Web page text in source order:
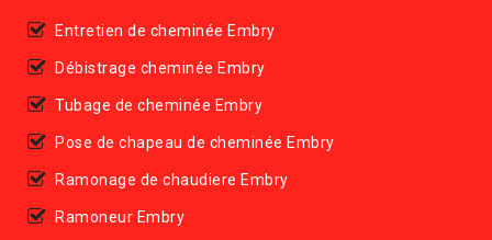
Entretien de cheminée Embry
Débistrage cheminée Embry
Tubage de cheminée Embry
Pose de chapeau de cheminée Embry
Ramonage de chaudiere Embry
Ramoneur Embry